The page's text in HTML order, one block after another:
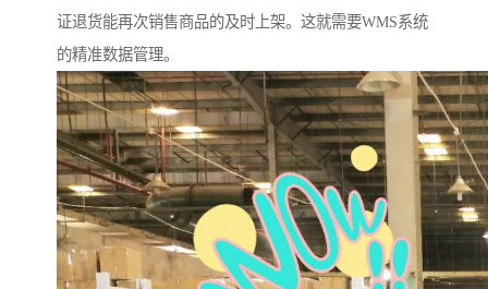
证退货能再次销售商品的及时上架。这就需要WMS系统
的精准数据管理。